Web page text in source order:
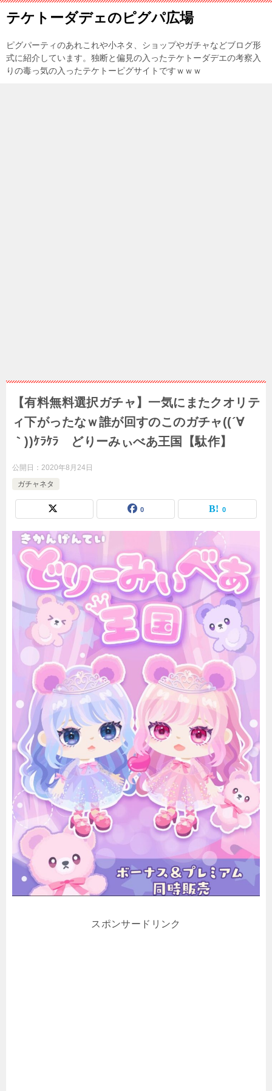
テケトーダデェのピグパ広場
ピグパーティのあれこれや小ネタ、ショップやガチャなどブログ形
式に紹介しています。独断と偏見の入ったテケトーダデエの考察入
りの毒っ気の入ったテケトーピグサイトですｗｗｗ
【有料無料選択ガチャ】一気にまたクオリテ
ィ下がったなｗ誰が回すのこのガチャ((´∀
｀))ｹﾗｹﾗ どりーみぃべあ王国【駄作】
公開日： 2020年8月24日
ガチャネタ
0 0
スポンサードリンク